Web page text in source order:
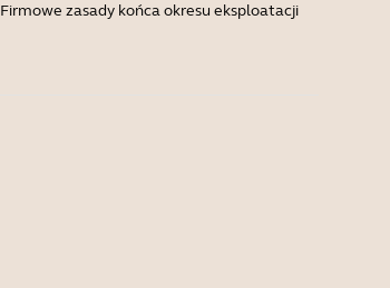
Firmowe zasady końca okresu eksploatacji